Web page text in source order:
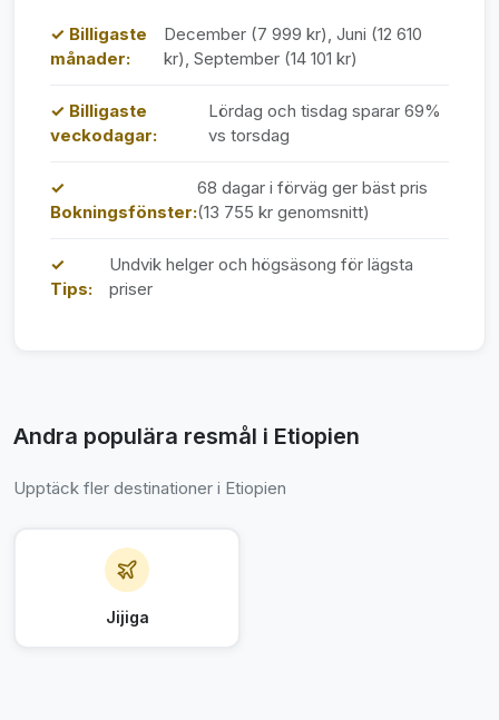
✓ Billigaste
månader:
December (7 999 kr), Juni (12 610
kr), September (14 101 kr)
✓ Billigaste
veckodagar:
Lördag och tisdag sparar 69%
vs torsdag
✓
Bokningsfönster:
68 dagar i förväg ger bäst pris
(13 755 kr genomsnitt)
✓
Tips:
Undvik helger och högsäsong för lägsta
priser
Andra populära resmål i Etiopien
Upptäck fler destinationer i Etiopien
Jijiga